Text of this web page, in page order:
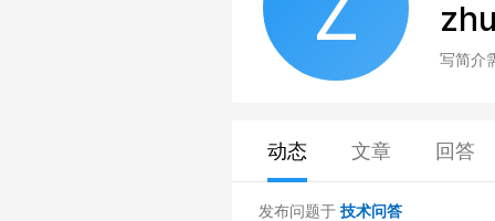
写简介
动态 文章 回答
发布问题于 技术问答